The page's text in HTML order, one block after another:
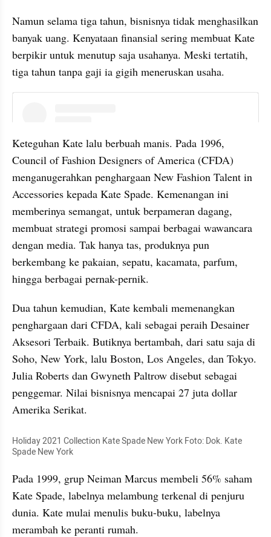
Namun selama tiga tahun, bisnisnya tidak menghasilkan
banyak uang. Kenyataan finansial sering membuat Kate
berpikir untuk menutup saja usahanya. Meski tertatih,
tiga tahun tanpa gaji ia gigih meneruskan usaha.
Keteguhan Kate lalu berbuah manis. Pada 1996,
Council of Fashion Designers of America (CFDA)
menganugerahkan penghargaan New Fashion Talent in
Accessories kepada Kate Spade. Kemenangan ini
memberinya semangat, untuk berpameran dagang,
membuat strategi promosi sampai berbagai wawancara
dengan media. Tak hanya tas, produknya pun
berkembang ke pakaian, sepatu, kacamata, parfum,
hingga berbagai pernak-pernik.
Dua tahun kemudian, Kate kembali memenangkan
penghargaan dari CFDA, kali sebagai peraih Desainer
Aksesori Terbaik. Butiknya bertambah, dari satu saja di
Soho, New York, lalu Boston, Los Angeles, dan Tokyo.
Julia Roberts dan Gwyneth Paltrow disebut sebagai
penggemar. Nilai bisnisnya mencapai 27 juta dollar
Amerika Serikat.
Holiday 2021 Collection Kate Spade New York Foto: Dok. Kate
Spade New York
Pada 1999, grup Neiman Marcus membeli 56% saham
Kate Spade, labelnya melambung terkenal di penjuru
dunia. Kate mulai menulis buku-buku, labelnya
merambah ke peranti rumah.